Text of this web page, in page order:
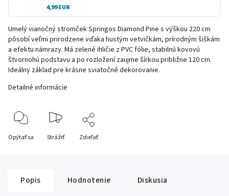
4,99 EUR
Umelý vianočný stromček Springos Diamond Pine s výškou 220 cm
pôsobí veľmi prirodzene vďaka hustým vetvičkám, prírodným šiškám
a efektu námrazy. Má zelené ihličie z PVC fólie, stabilnú kovovú
štvornohú podstavu a po rozložení zaujme šírkou približne 120 cm.
Ideálny základ pre krásne sviatočné dekorovanie.
Detailné informácie
Opýtať sa Strážiť Zdieľať
Popis Hodnotenie
Diskusia